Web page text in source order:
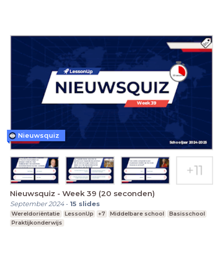
Nieuwsquiz - Week 39 (20 seconden)
September 2024- 15 slides
Wereldoriëntatie LessonUp +7 Middelbare school
Basisschool
Praktijkonderwijs
Nieuwsquiz